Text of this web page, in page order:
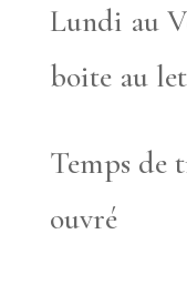
Lundi au
boite au
Temps de
ouvré